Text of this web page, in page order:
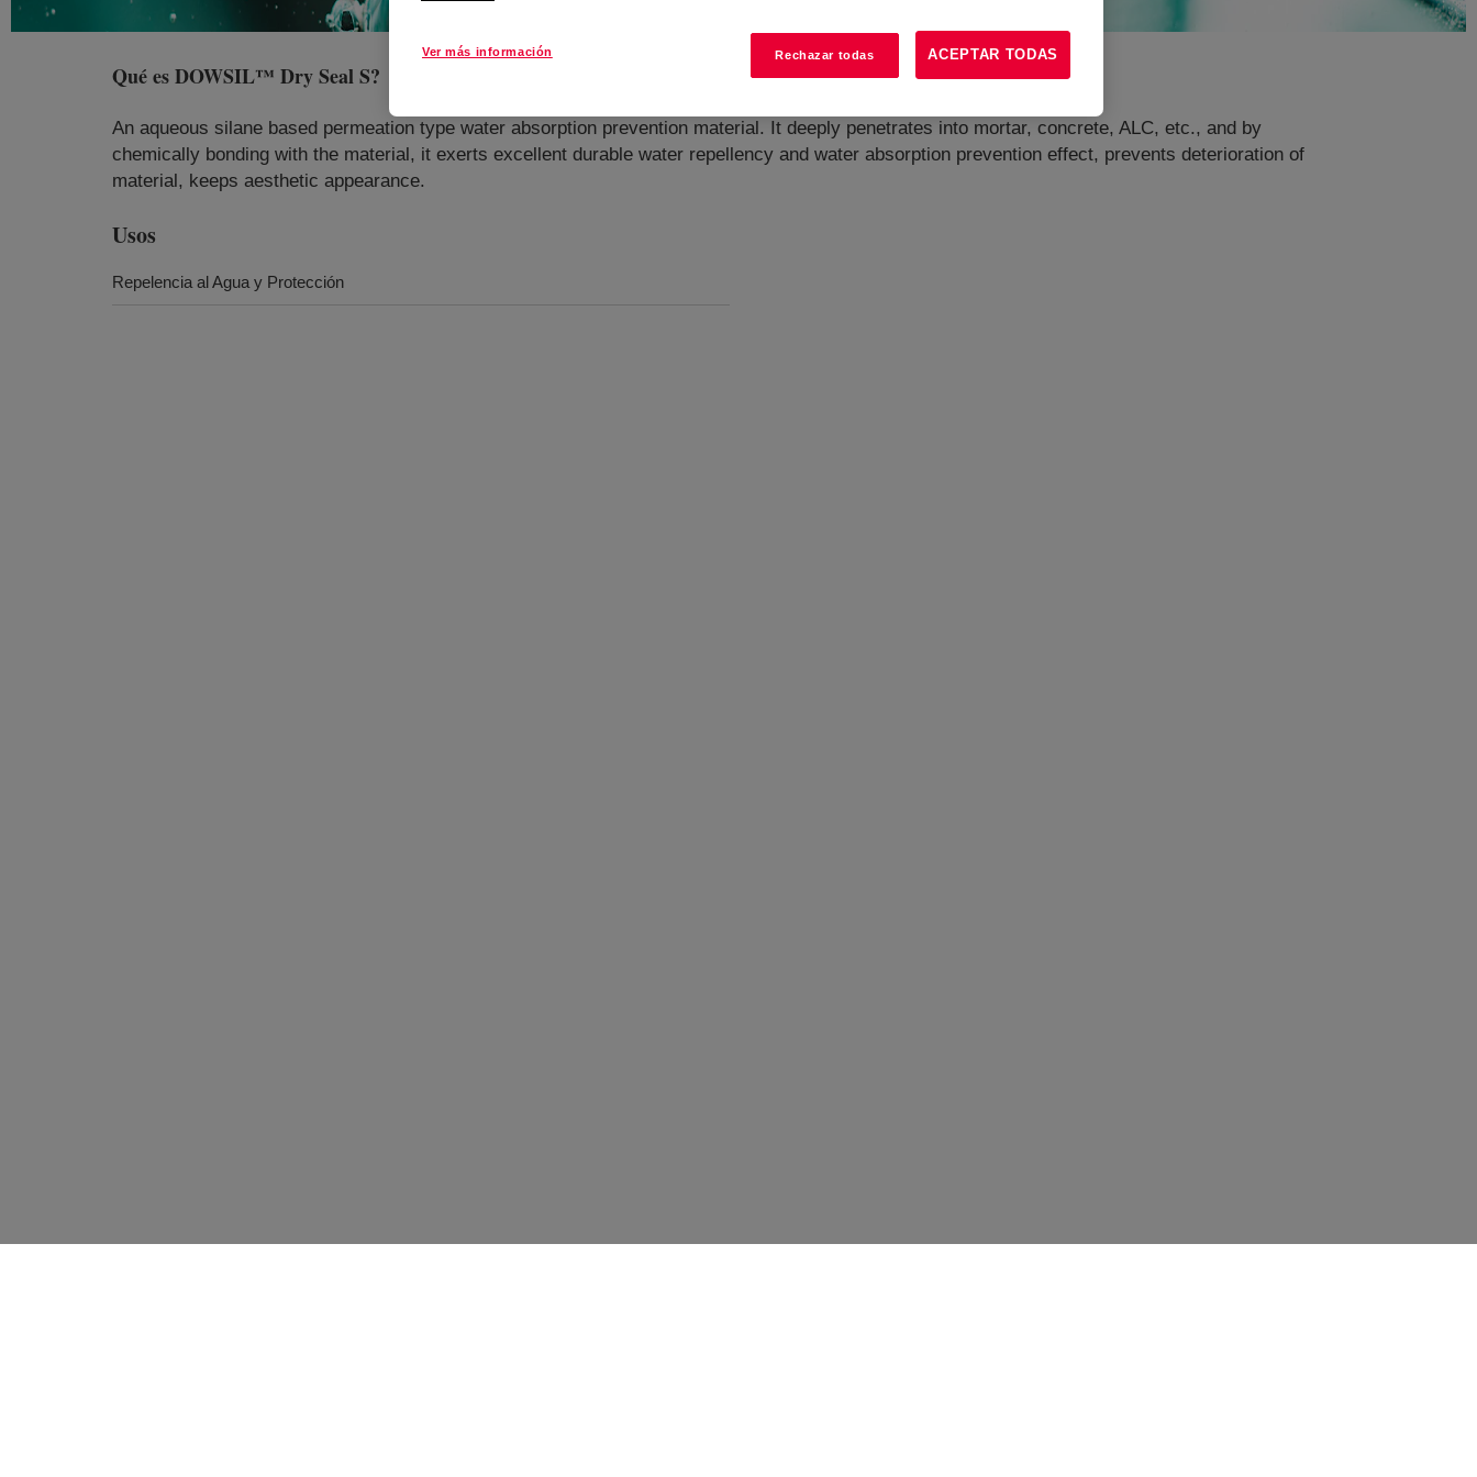
Qué esDOWSIL™ Dry Seal S?
An aqueous silane based permeation type water absorption prevention material. It deeply penetrates into mortar, concrete, ALC, etc., and by
chemically bonding with the material, it exerts excellent durable water repellency and water absorption prevention effect, prevents deterioration of
material, keeps aesthetic appearance.
Usos
Repelencia al Agua y Protección
Ver más información Rechazar todas ACEPTAR TODAS